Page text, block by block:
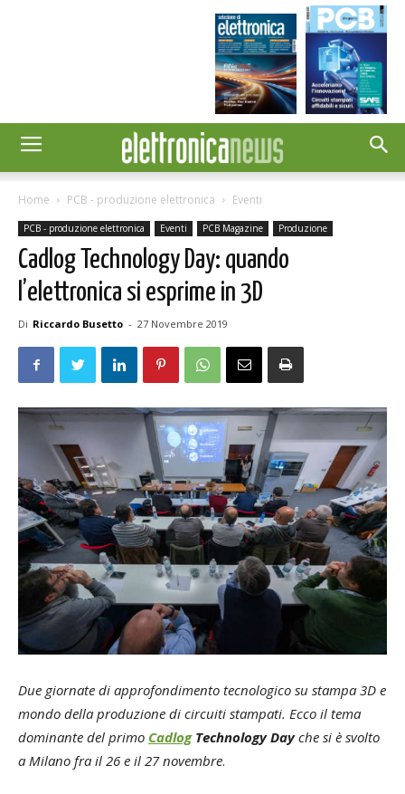
Home PCB - produzione elettronica Eventi
PCB - produzione elettronica Eventi PCB Magazine Produzione
Cadlog Technology Day: quando
l’elettronica si esprime in 3D
Di Riccardo Busetto - 27 Novembre 2019
Due giornate di approfondimento tecnologico su stampa 3D e
mondo della produzione di circuiti stampati. Ecco il tema
dominante del primo CadlogTechnology Dayche si è svolto
a Milano fra il 26 e il 27 novembre.